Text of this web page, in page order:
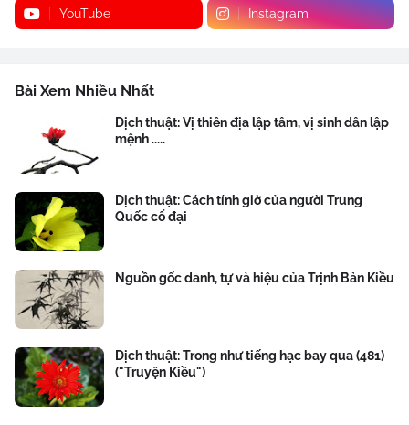
YouTube Instagram
Bài Xem Nhiều Nhất
Dịch thuật: Vị thiên địa lập tâm, vị sinh dân lập
mệnh .....
Dịch thuật: Cách tính giờ của người Trung
Quốc cổ đại
Nguồn gốc danh, tự và hiệu của Trịnh Bản Kiều
Dịch thuật: Trong như tiếng hạc bay qua (481)
("Truyện Kiều")